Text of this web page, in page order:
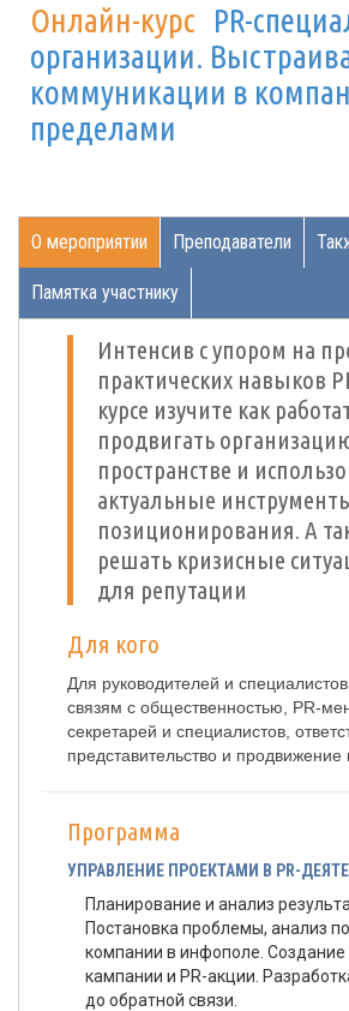
Онлайн-курс PR-
организации.
коммуникации в
пределами
О мероприятии Преподаватели
Памятка участнику
Интенсив с упором на
практических навыков
курсе изучите как
продвигать
пространстве и
актуальные
позиционирования. А
решать кризисные
для репутации
Для кого
Для руководителей и
связям с общественностью, PR-
секретарей и специалистов,
представительство и продвижение
Программа
УПРАВЛЕНИЕ ПРОЕКТАМИ В PR-
Планирование и анализ
Постановка проблемы, анализ
компании в инфополе.
кампании и PR-акции.
до обратной связи.